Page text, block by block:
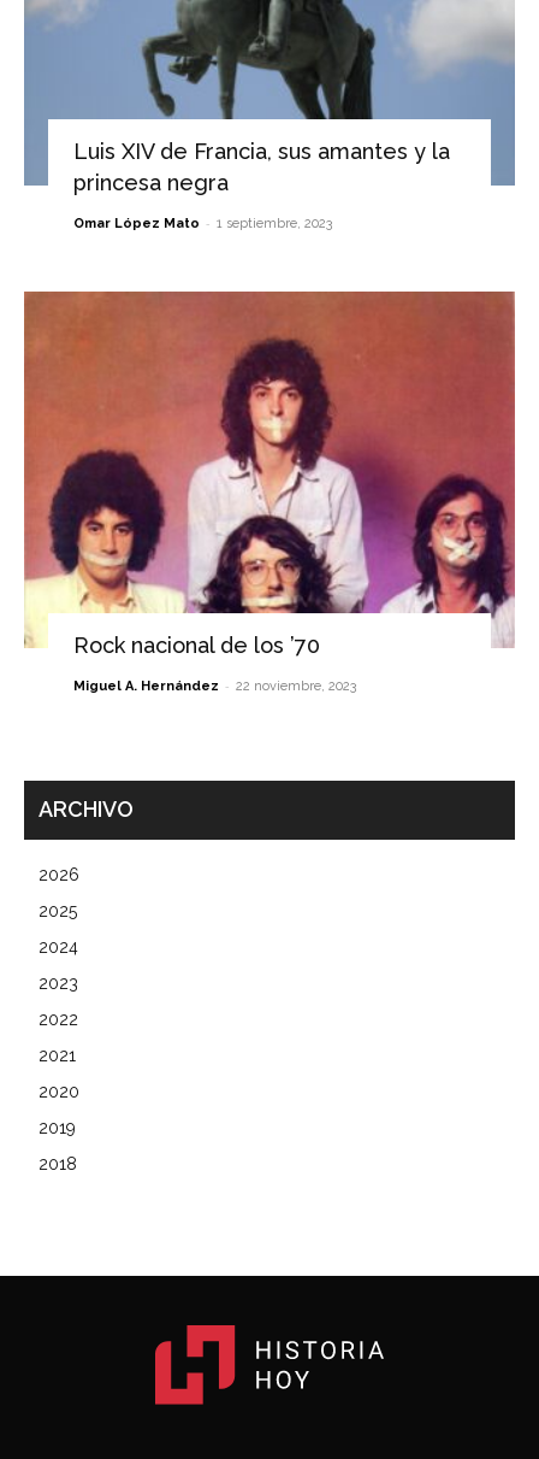
Luis XIV de Francia, sus amantes y la
princesa negra
Omar López Mato - 1 septiembre, 2023
Rock nacional de los ’70
Miguel A. Hernández - 22 noviembre, 2023
ARCHIVO
2026
2025
2024
2023
2022
2021
2020
2019
2018